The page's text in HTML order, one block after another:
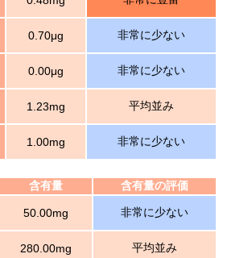
0.70μg 非常に少ない
0.00μg 非常に少ない
1.23mg 平均並み
1.00mg 非常に少ない
含有量 含有量の評価
50.00mg 非常に少ない
280.00mg 平均並み